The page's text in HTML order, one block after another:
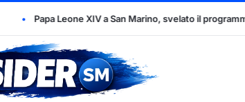
Marino, svelato il programma della visita del 22 agosto
Insider.sm